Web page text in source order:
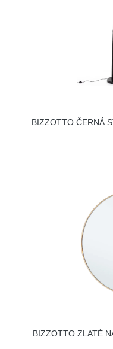
BIZZOTTO ČERNÁ
BIZZOTTO ZLATÉ